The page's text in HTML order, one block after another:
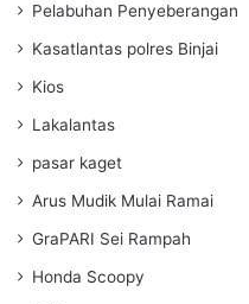
Pelabuhan Penyeberangan
Kasatlantas polres Binjai
Kios
Lakalantas
pasar kaget
Arus Mudik Mulai Ramai
GraPARI Sei Rampah
Honda Scoopy